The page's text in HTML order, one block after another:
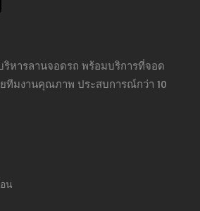
หารลานจอดรถ พร้อมบริการที่จอด
ทีมงานคุณภาพ ประสบการณ์กว่า 10
น